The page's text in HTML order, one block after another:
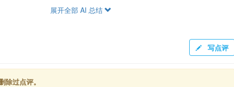
建议增加对模型合理性的讨论。然而，肯花时间的同学在技能和成绩上可能
展开全部 AI 总结
写点评
除过点评。